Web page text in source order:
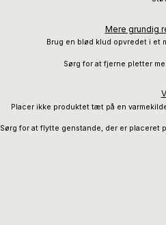
Mere grundig
Brug en blød klud opvredet i et
Sørg for at fjerne pletter
Placer ikke produktet tæt på en
Sørg for at flytte genstande, der er placeret